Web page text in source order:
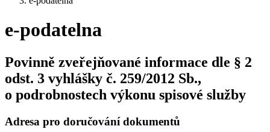
e-podatelna
Povinně zveřejňované informace dle § 2
odst. 3 vyhlášky č. 259/2012 Sb.,
o podrobnostech výkonu spisové služby
Adresa pro doručování dokumentů